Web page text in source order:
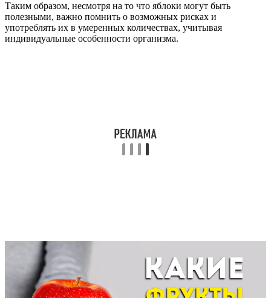
Таким образом, несмотря на то что яблоки могут быть
полезными, важно помнить о возможных рисках и
употреблять их в умеренных количествах, учитывая
индивидуальные особенности организма.